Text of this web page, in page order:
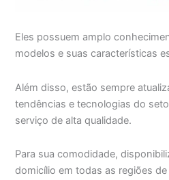
Eles possuem amplo
modelos e suas características
Além disso, estão sempre
tendências e tecnologias do
serviço de alta qualidade.
Para sua comodidade,
domicílio em todas as regiões